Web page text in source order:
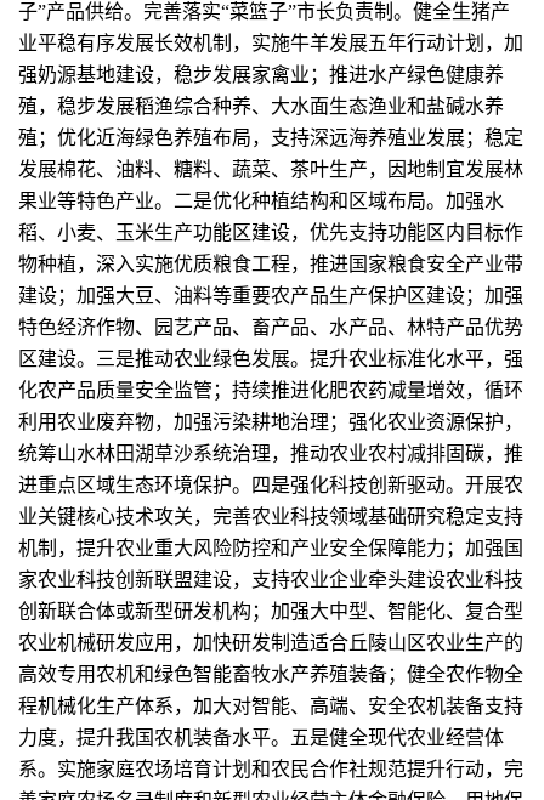
子”产品供给。完善落实“菜篮子”市长负责制。健全生猪产
业平稳有序发展长效机制，实施牛羊发展五年行动计划，加
强奶源基地建设，稳步发展家禽业；推进水产绿色健康养
殖，稳步发展稻渔综合种养、大水面生态渔业和盐碱水养
殖；优化近海绿色养殖布局，支持深远海养殖业发展；稳定
发展棉花、油料、糖料、蔬菜、茶叶生产，因地制宜发展林
果业等特色产业。二是优化种植结构和区域布局。加强水
稻、小麦、玉米生产功能区建设，优先支持功能区内目标作
物种植，深入实施优质粮食工程，推进国家粮食安全产业带
建设；加强大豆、油料等重要农产品生产保护区建设；加强
特色经济作物、园艺产品、畜产品、水产品、林特产品优势
区建设。三是推动农业绿色发展。提升农业标准化水平，强
化农产品质量安全监管；持续推进化肥农药减量增效，循环
利用农业废弃物，加强污染耕地治理；强化农业资源保护，
统筹山水林田湖草沙系统治理，推动农业农村减排固碳，推
进重点区域生态环境保护。四是强化科技创新驱动。开展农
业关键核心技术攻关，完善农业科技领域基础研究稳定支持
机制，提升农业重大风险防控和产业安全保障能力；加强国
家农业科技创新联盟建设，支持农业企业牵头建设农业科技
创新联合体或新型研发机构；加强大中型、智能化、复合型
农业机械研发应用，加快研发制造适合丘陵山区农业生产的
高效专用农机和绿色智能畜牧水产养殖装备；健全农作物全
程机械化生产体系，加大对智能、高端、安全农机装备支持
力度，提升我国农机装备水平。五是健全现代农业经营体
系。实施家庭农场培育计划和农民合作社规范提升行动，完